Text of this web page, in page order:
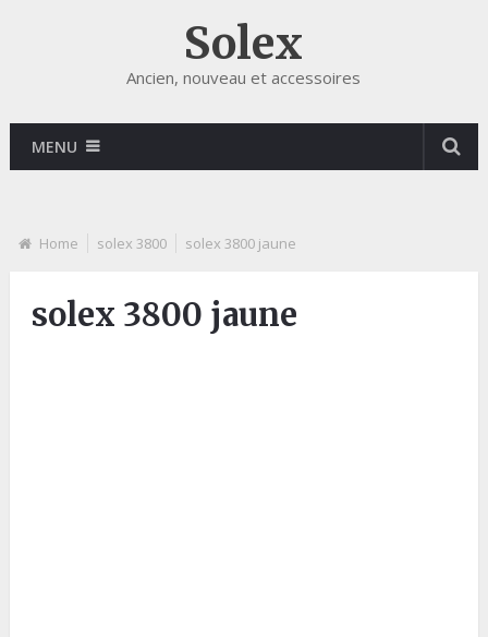
Solex
Ancien, nouveau et accessoires
MENU
Home solex 3800 solex 3800 jaune
solex 3800 jaune